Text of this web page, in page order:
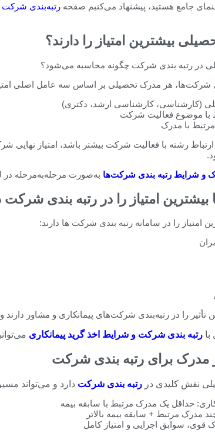
جامع هستید، پیشنهاد می‌کنیم صفحه رتبه‌بندی شرکت
بیشترین امتیاز را دارند؟
در رتبه بندی شرکت چگونه محاسبه می‌شود؟
شرکت‌ها، هر مدرک تحصیلی بر اساس سه عامل اصلی
(کارشناسی، کارشناسی ارشد، دکتری)
با موضوع فعالیت شرکت
با مدرک
رشته با فعالیت شرکت بیشتر باشد، امتیاز نهایی
و شرایط رتبه بندی شرکت‌ها به‌صورت مرحله‌به‌مرحله در
امتیاز را در رتبه بندی شرکت
امتیاز را در سامانه رتبه بندی شرکت ها دارند:
را در رتبه‌بندی شرکت‌های پیمانکاری و مشاور دارند و معمولاً برای
رتبه بندی شرکت و شرایط اخذ گرید پیمانکاری
مدرک برای رتبه بندی شرکت
نقش کلیدی در رتبه بندی شرکت دارد و می‌تواند